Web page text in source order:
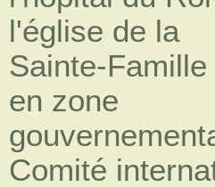
l'église de la
Sainte-
en zone
Comité